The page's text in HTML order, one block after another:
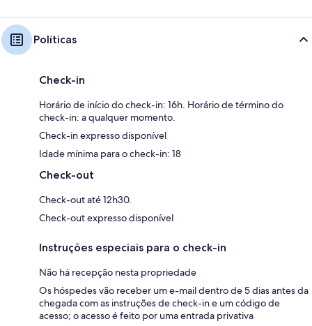
Políticas
Check-in
Horário de início do check-in: 16h. Horário de término do
check-in: a qualquer momento.
Check-in expresso disponível
Idade mínima para o check-in: 18
Check-out
Check-out até 12h30.
Check-out expresso disponível
Instruções especiais para o check-in
Não há recepção nesta propriedade
Os hóspedes vão receber um e-mail dentro de 5 dias antes da
chegada com as instruções de check-in e um código de
acesso; o acesso é feito por uma entrada privativa